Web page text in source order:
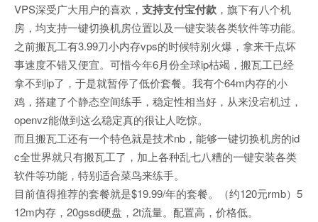
VPS深受广大用户的喜欢， 支持支付宝付款 ，旗下有八个机
房，均支持一键切换机房位置以及一键安装各类软件等功能。
之前搬瓦工有3.99刀小内存vps的时候特别火爆，拿来干点坏
事速度不错又便宜。可惜今年6月份全球ip枯竭，搬瓦工已经
拿不到ip了，于是就暂停了低价套餐。我有个64m内存的小
鸡，搭建了个静态空间练手，稳定性相当好，从来没宕机过，
openvz能做到这么稳定真的很让人吃惊。
而且搬瓦工还有一个特色就是技术nb，能够一键切换机房的id
c全世界就只有搬瓦工了，加上各种乱七八糟的一键安装各类
软件等功能，特别适合菜鸟来练手。
目前值得推荐的套餐就是$19.99/年的套餐。（约120元rmb）5
12m内存，20gssd硬盘，2t流量。配置高，价格低。